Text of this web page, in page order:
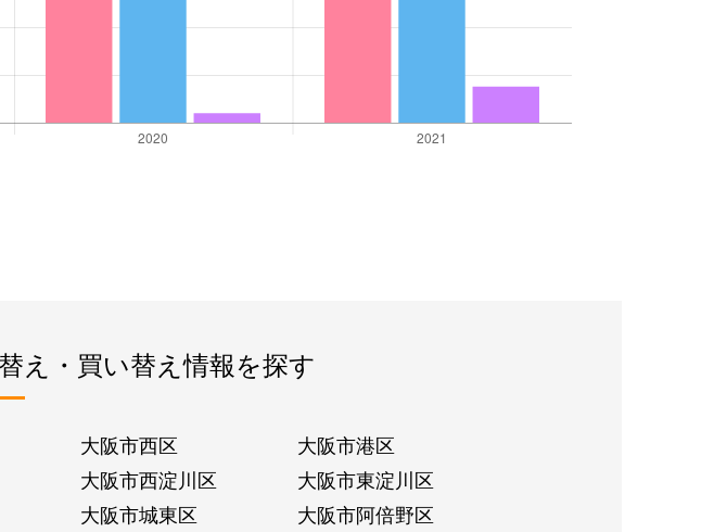
え・買い替え情報を探す
大阪市西区
大阪市港区
大阪市西淀川区
大阪市東淀川区
大阪市城東区
大阪市阿倍野区